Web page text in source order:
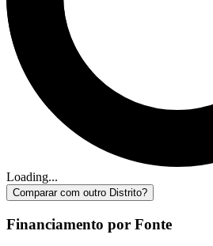
Loading...
Comparar com outro Distrito?
Financiamento por Fonte